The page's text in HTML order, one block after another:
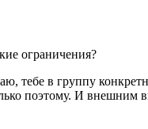
ограничения?
тебе в группу
поэтому. И внешним